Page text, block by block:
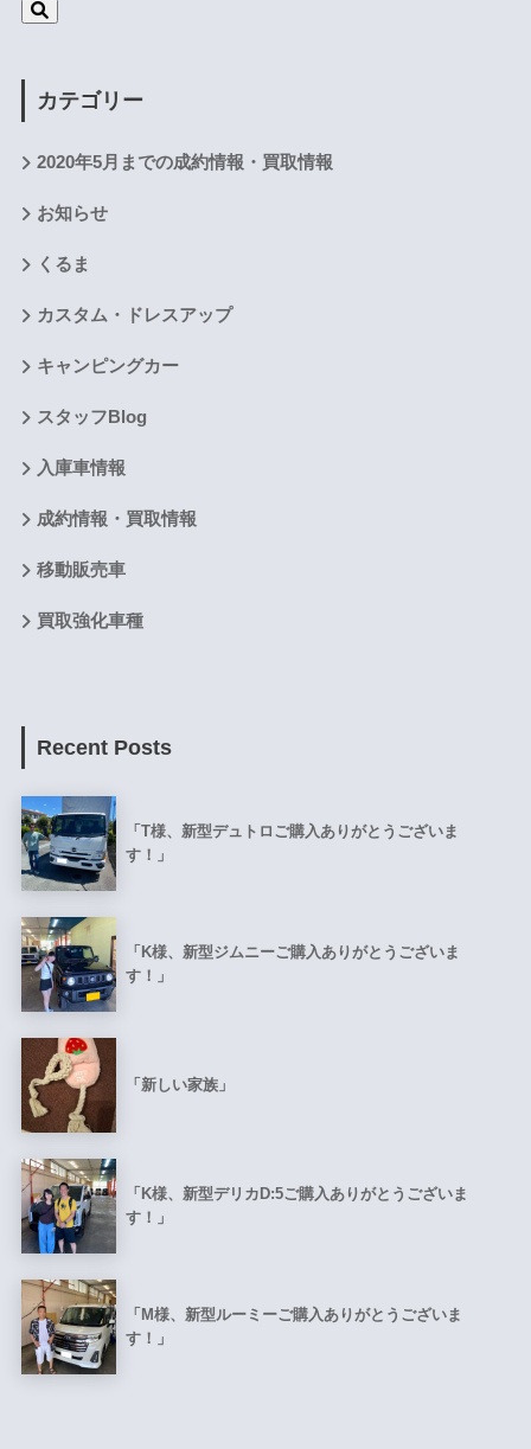
カテゴリー
2020年5月までの成約情報・買取情報
お知らせ
くるま
カスタム・ドレスアップ
キャンピングカー
スタッフBlog
入庫車情報
成約情報・買取情報
移動販売車
買取強化車種
Recent Posts
「T様、新型デュトロご購入ありがとうございま
す！」
「K様、新型ジムニーご購入ありがとうございま
す！」
「新しい家族」
「K様、新型デリカD:5ご購入ありがとうございま
す！」
「M様、新型ルーミーご購入ありがとうございま
す！」